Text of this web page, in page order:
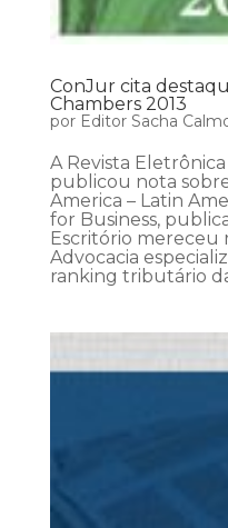
ConJur cita
Chambers 2013
por Editor Sacha
A Revista
publicou nota
America – Latin
for Business,
Escritório mereceu
Advocacia
ranking tributário